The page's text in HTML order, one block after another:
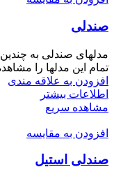
صندلی
مدلهای صندلی به
تمام این مدلها را
افزودن به علاقه مندی
اطلاعات بیشتر
مشاهده سریع
افزودن به مقایسه
صندلی استیل